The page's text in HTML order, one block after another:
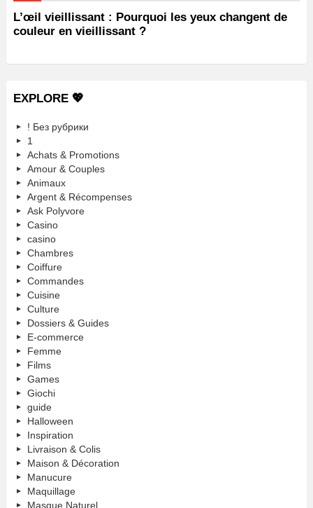
L’œil vieillissant : Pourquoi les yeux changent de
couleur en vieillissant ?
EXPLORE 💖
! Без рубрики
1
Achats & Promotions
Amour & Couples
Animaux
Argent & Récompenses
Ask Polyvore
Casino
casino
Chambres
Coiffure
Commandes
Cuisine
Culture
Dossiers & Guides
E-commerce
Femme
Films
Games
Giochi
guide
Halloween
Inspiration
Livraison & Colis
Maison & Décoration
Manucure
Maquillage
Masque Naturel